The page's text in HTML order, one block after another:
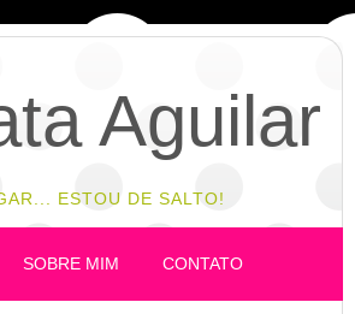
Aguilar
ESTOU DE SALTO!
SOBRE MIM CONTATO